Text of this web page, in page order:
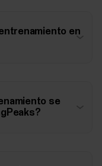
en
se